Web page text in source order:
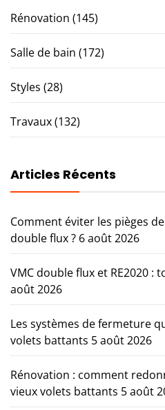
Rénovation (145)
Salle de bain (172)
Styles (28)
Travaux(132)
Articles Récents
Comment éviter les pièges
double flux ? 6 août 2026
VMC double flux et RE2020 :
août 2026
Les systèmes de fermeture
volets battants 5 août 2026
Rénovation : comment
vieux volets battants 5 août